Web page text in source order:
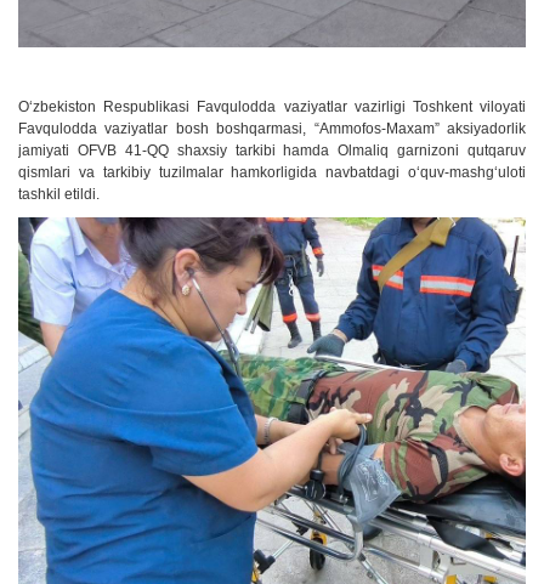
O‘zbekiston Respublikasi Favqulodda vaziyatlar vazirligi Toshkent viloyati
Favqulodda vaziyatlar bosh boshqarmasi, “Ammofos-Maxam” aksiyadorlik
jamiyati OFVB 41-QQ shaxsiy tarkibi hamda Olmaliq garnizoni qutqaruv
qismlari va tarkibiy tuzilmalar hamkorligida navbatdagi o‘quv-mashg‘uloti
tashkil etildi.